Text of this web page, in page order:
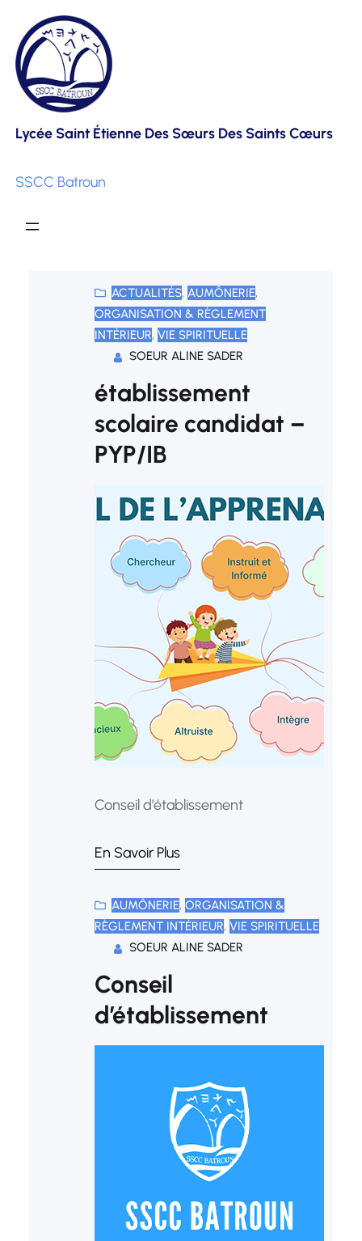
to
content
Lycée Saint Étienne Des Sœurs Des Saints Cœurs
SSCC Batroun
ACTUALITÉS, AUMÔNERIE
ORGANISATION & RÈGLEMENT
INTÉRIEUR, VIE SPIRITUELLE
SOEUR ALINE SADER
établissement
scolaire candidat –
PYP/IB
Conseil d’établissement
En Savoir Plus
AUMÔNERIE, ORGANISATION &
RÈGLEMENT INTÉRIEUR, VIE SPIRITUELLE
SOEUR ALINE SADER
Conseil
d’établissement